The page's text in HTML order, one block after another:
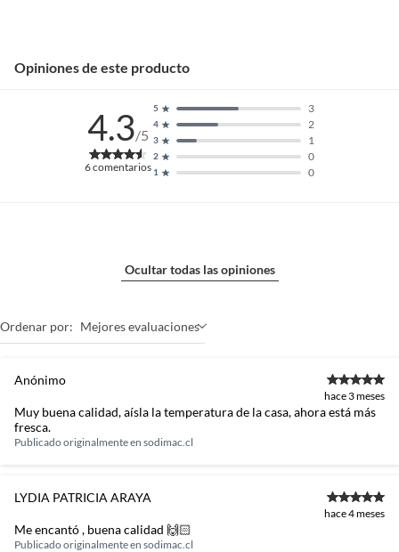
Opiniones de este producto
4.3/5
6comentarios 1 0
2 0
3 1
4 2
5 3
Ocultar todas las opiniones
Ordenar por: Mejores evaluaciones
Anónimo
hace 3 meses
Muy buena calidad, aísla la temperatura de la casa, ahora está más
fresca.
Publicado originalmente en sodimac.cl
LYDIA PATRICIA ARAYA
hace 4 meses
Me encantó , buena calidad 🙌🏻
Publicado originalmente en sodimac.cl